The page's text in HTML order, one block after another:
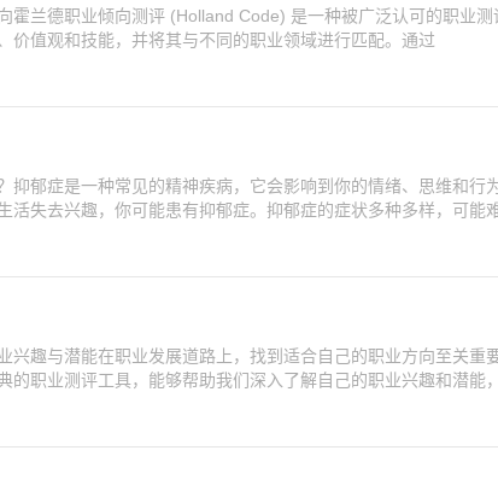
霍兰德职业倾向测评 (Holland Code) 是一种被广泛认可的职业测
价值观和技能，并将其与不同的职业领域进行匹配。通过
抑郁症是一种常见的精神疾病，它会影响到你的情绪、思维和行
活失去兴趣，你可能患有抑郁症。抑郁症的症状多种多样，可能
兴趣与潜能在职业发展道路上，找到适合自己的职业方向至关重
的职业测评工具，能够帮助我们深入了解自己的职业兴趣和潜能